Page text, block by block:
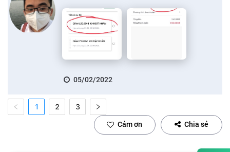
05/02/2022
1 2 3
Cảm ơn Chia sẻ